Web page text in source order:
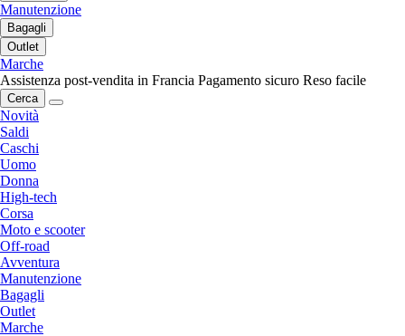
Manutenzione
Bagagli
Outlet
Marche
Assistenza post-vendita in Francia Pagamento sicuro Reso facile
Cerca
Novità
Saldi
Caschi
Uomo
Donna
High-tech
Corsa
Moto e scooter
Off-road
Avventura
Manutenzione
Bagagli
Outlet
Marche